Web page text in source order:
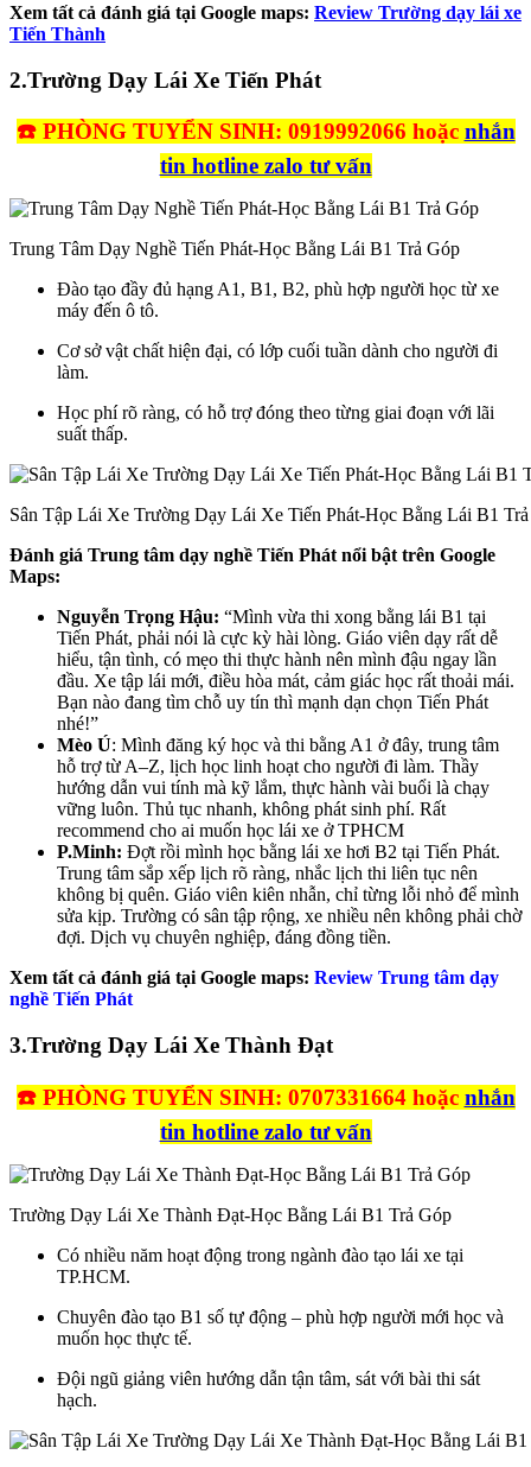
Xem tất cả đánh giá tại Google maps: Review Trường dạy lái xe
Tiến Thành
2.Trường Dạy Lái Xe Tiến Phát
☎️ PHÒNG TUYỂN SINH: 0919992066 hoặc nhắn
tin hotline zalo tư vấn
Trung Tâm Dạy Nghề Tiến Phát-Học Bằng Lái B1 Trả Góp
Đào tạo đầy đủ hạng A1, B1, B2, phù hợp người học từ xe
máy đến ô tô.
Cơ sở vật chất hiện đại, có lớp cuối tuần dành cho người đi
làm.
Học phí rõ ràng, có hỗ trợ đóng theo từng giai đoạn với lãi
suất thấp.
Sân Tập Lái Xe Trường Dạy Lái Xe Tiến Phát-Học Bằng Lái B1
Đánh giá Trung tâm dạy nghề Tiến Phát nổi bật trên Google
Maps:
Nguyễn Trọng Hậu: “Mình vừa thi xong bằng lái B1 tại
Tiến Phát, phải nói là cực kỳ hài lòng. Giáo viên dạy rất dễ
hiểu, tận tình, có mẹo thi thực hành nên mình đậu ngay lần
đầu. Xe tập lái mới, điều hòa mát, cảm giác học rất thoải mái.
Bạn nào đang tìm chỗ uy tín thì mạnh dạn chọn Tiến Phát
nhé!”
Mèo Ú: Mình đăng ký học và thi bằng A1 ở đây, trung tâm
hỗ trợ từ A–Z, lịch học linh hoạt cho người đi làm. Thầy
hướng dẫn vui tính mà kỹ lắm, thực hành vài buổi là chạy
vững luôn. Thủ tục nhanh, không phát sinh phí. Rất
recommend cho ai muốn học lái xe ở TPHCM
P.Minh: Đợt rồi mình học bằng lái xe hơi B2 tại Tiến Phát.
Trung tâm sắp xếp lịch rõ ràng, nhắc lịch thi liên tục nên
không bị quên. Giáo viên kiên nhẫn, chỉ từng lỗi nhỏ để mình
sửa kịp. Trường có sân tập rộng, xe nhiều nên không phải chờ
đợi. Dịch vụ chuyên nghiệp, đáng đồng tiền.
Xem tất cả đánh giá tại Google maps: Review Trung tâm dạy
nghề Tiến Phát
3.Trường Dạy Lái Xe Thành Đạt
☎️ PHÒNG TUYỂN SINH: 0707331664 hoặc nhắn
tin hotline zalo tư vấn
Trường Dạy Lái Xe Thành Đạt-Học Bằng Lái B1 Trả Góp
Có nhiều năm hoạt động trong ngành đào tạo lái xe tại
TP.HCM.
Chuyên đào tạo B1 số tự động – phù hợp người mới học và
muốn học thực tế.
Đội ngũ giảng viên hướng dẫn tận tâm, sát với bài thi sát
hạch.